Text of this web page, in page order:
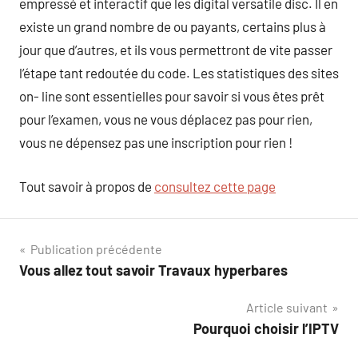
empressé et interactif que les digital versatile disc. Il en
existe un grand nombre de ou payants, certains plus à
jour que d’autres, et ils vous permettront de vite passer
l’étape tant redoutée du code. Les statistiques des sites
on- line sont essentielles pour savoir si vous êtes prêt
pour l’examen, vous ne vous déplacez pas pour rien,
vous ne dépensez pas une inscription pour rien !
Tout savoir à propos de consultez cette page
Navigation
de
Publication précédente
Vous allez tout savoir Travaux hyperbares
Article suivant
Pourquoi choisir l’IPTV